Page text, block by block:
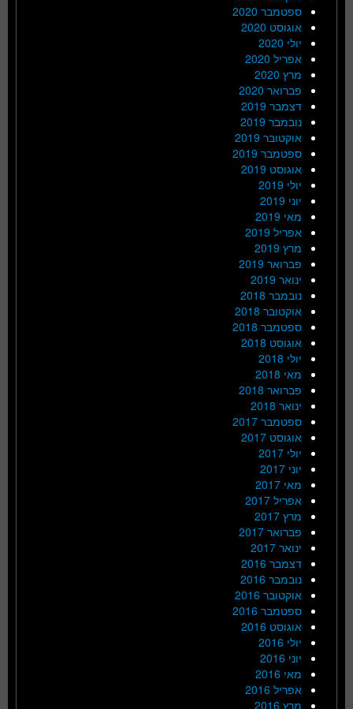
ספטמבר 2020
אוגוסט 2020
יולי 2020
אפריל 2020
מרץ 2020
פברואר 2020
דצמבר 2019
נובמבר 2019
אוקטובר 2019
ספטמבר 2019
אוגוסט 2019
יולי 2019
יוני 2019
מאי 2019
אפריל 2019
מרץ 2019
פברואר 2019
ינואר 2019
נובמבר 2018
אוקטובר 2018
ספטמבר 2018
אוגוסט 2018
יולי 2018
מאי 2018
פברואר 2018
ינואר 2018
ספטמבר 2017
אוגוסט 2017
יולי 2017
יוני 2017
מאי 2017
אפריל 2017
מרץ 2017
פברואר 2017
ינואר 2017
דצמבר 2016
נובמבר 2016
אוקטובר 2016
ספטמבר 2016
אוגוסט 2016
יולי 2016
יוני 2016
מאי 2016
אפריל 2016
מרץ 2016